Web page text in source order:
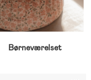
Børneværelset